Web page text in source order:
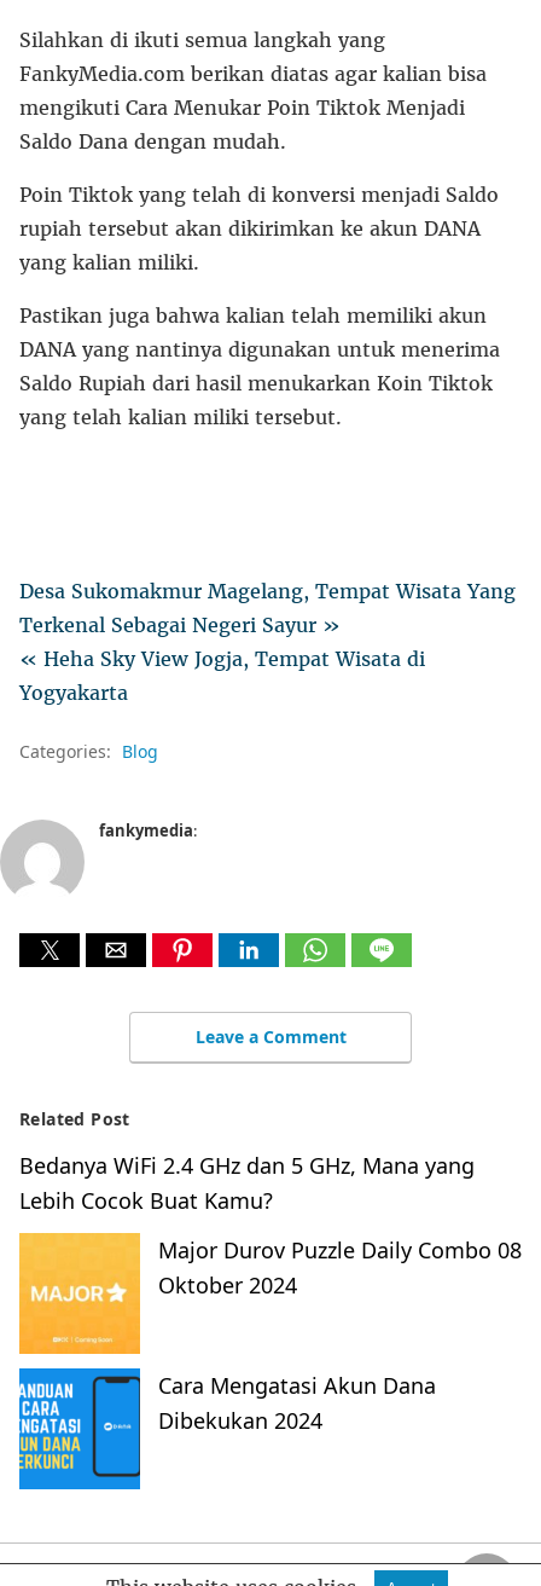
Silahkan di ikuti semua langkah yang
FankyMedia.com berikan diatas agar kalian bisa
mengikuti Cara Menukar Poin Tiktok Menjadi
Saldo Dana dengan mudah.
Poin Tiktok yang telah di konversi menjadi Saldo
rupiah tersebut akan dikirimkan ke akun DANA
yang kalian miliki.
Pastikan juga bahwa kalian telah memiliki akun
DANA yang nantinya digunakan untuk menerima
Saldo Rupiah dari hasil menukarkan Koin Tiktok
yang telah kalian miliki tersebut.
Desa Sukomakmur Magelang, Tempat Wisata Yang
Terkenal Sebagai Negeri Sayur »
« Heha Sky View Jogja, Tempat Wisata di
Yogyakarta
Categories: Blog
fankymedia:
Leave a Comment
Related Post
Bedanya WiFi 2.4 GHz dan 5 GHz, Mana yang
Lebih Cocok Buat Kamu?
Major Durov Puzzle Daily Combo 08
Oktober 2024
Cara Mengatasi Akun Dana
Dibekukan 2024
FankyMedia